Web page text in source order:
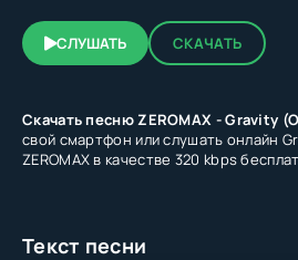
СЛУШАТЬ СКАЧАТЬ
Скачать песню ZEROMAX - Gravity
свой смартфон или слушать онлайн
ZEROMAX в качестве 320 kbps
Текст песни